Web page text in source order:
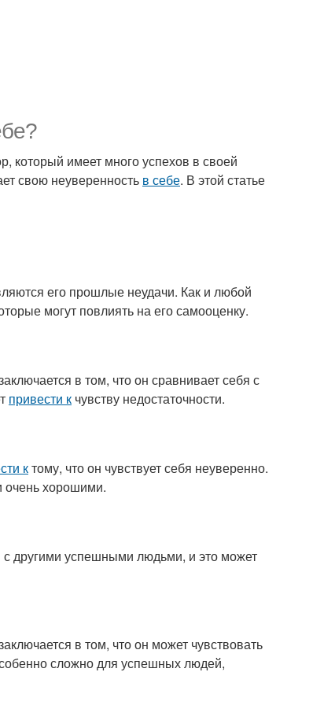
который имеет много успехов в своей
свою неуверенность в себе. В этой статье
его прошлые неудачи. Как и любой
могут повлиять на его самооценку.
в том, что он сравнивает себя с
привести к чувству недостаточности.
ктому, что он чувствует себя неуверенно.
очень хорошими.
другими успешными людьми, и это может
в том, что он может чувствовать
сложно для успешных людей,